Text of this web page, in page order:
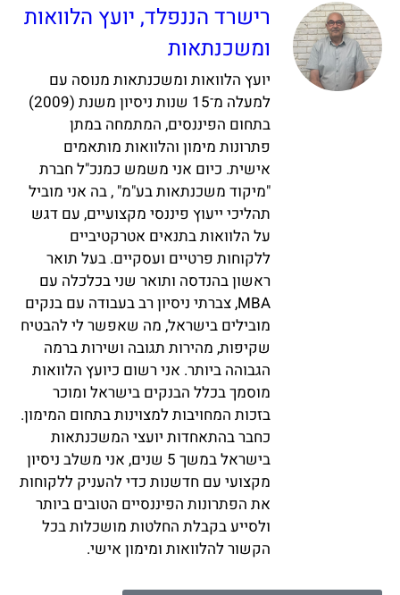
רישרד הננפלד, יועץ הלוואות
ומשכנתאות
יועץ הלוואות ומשכנתאות מנוסה עם
למעלה מ־15 שנות ניסיון משנת (2009)
בתחום הפיננסים, המתמחה במתן
פתרונות מימון והלוואות מותאמים
אישית. כיום אני משמש כמנכ"ל חברת
"מיקוד משכנתאות בע"מ" , בה אני מוביל
תהליכי ייעוץ פיננסי מקצועיים, עם דגש
על הלוואות בתנאים אטרקטיביים
ללקוחות פרטיים ועסקיים. בעל תואר
ראשון בהנדסה ותואר שני בכלכלה עם
MBA, צברתי ניסיון רב בעבודה עם בנקים
מובילים בישראל, מה שאפשר לי להבטיח
שקיפות, מהירות תגובה ושירות ברמה
הגבוהה ביותר. אני רשום כיועץ הלוואות
מוסמך בכלל הבנקים בישראל ומוכר
בזכות המחויבות למצוינות בתחום המימון.
כחבר בהתאחדות יועצי המשכנתאות
בישראל במשך 5 שנים, אני משלב ניסיון
מקצועי עם חדשנות כדי להעניק ללקוחות
את הפתרונות הפיננסיים הטובים ביותר
ולסייע בקבלת החלטות מושכלות בכל
הקשור להלוואות ומימון אישי.